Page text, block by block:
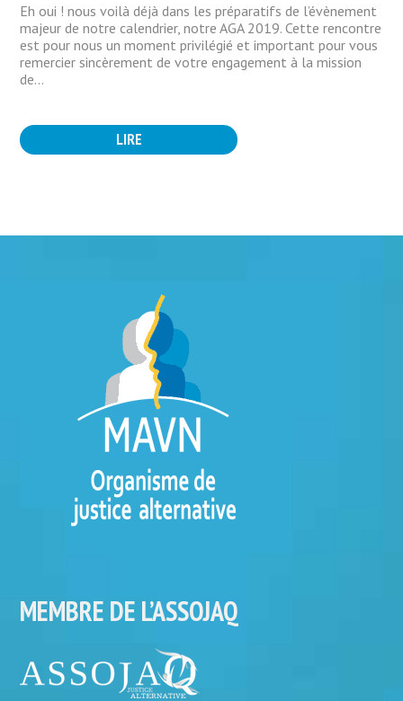
Eh oui ! nous voilà déjà dans les préparatifs de l’évènement
majeur de notre calendrier, notre AGA 2019. Cette rencontre
est pour nous un moment privilégié et important pour vous
remercier sincèrement de votre engagement à la mission
de...
LIRE
MEMBRE DE L’ASSOJAQ